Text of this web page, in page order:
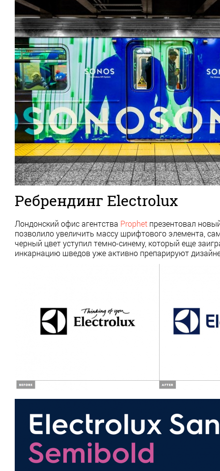
Ребрендинг Electrolux
Лондонский офис агентства Prophet презентовал
позволило увеличить массу шрифтового элемента,
черный цвет уступил темно-синему, который еще
инкарнацию шведов уже активно препарируют